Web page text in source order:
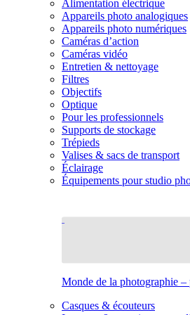
Alimentation électrique
Appareils photo analogiques
Appareils photo numériques
Caméras d’action
Caméras vidéo
Entretien & nettoyage
Filtres
Objectifs
Optique
Pour les professionnels
Supports de stockage
Trépieds
Valises & sacs de transport
Éclairage
Équipements pour studio
Monde de la photographie
Casques & écouteurs